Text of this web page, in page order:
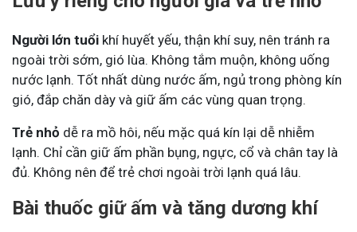
Người lớn tuổi khí huyết yếu, thận khí suy, nên tránh ra
ngoài trời sớm, gió lùa. Không tắm muộn, không uống
nước lạnh. Tốt nhất dùng nước ấm, ngủ trong phòng kín
gió, đắp chăn dày và giữ ấm các vùng quan trọng.
Trẻ nhỏ dễ ra mồ hôi, nếu mặc quá kín lại dễ nhiễm
lạnh. Chỉ cần giữ ấm phần bụng, ngực, cổ và chân tay là
đủ. Không nên để trẻ chơi ngoài trời lạnh quá lâu.
Bài thuốc giữ ấm và tăng dương khí